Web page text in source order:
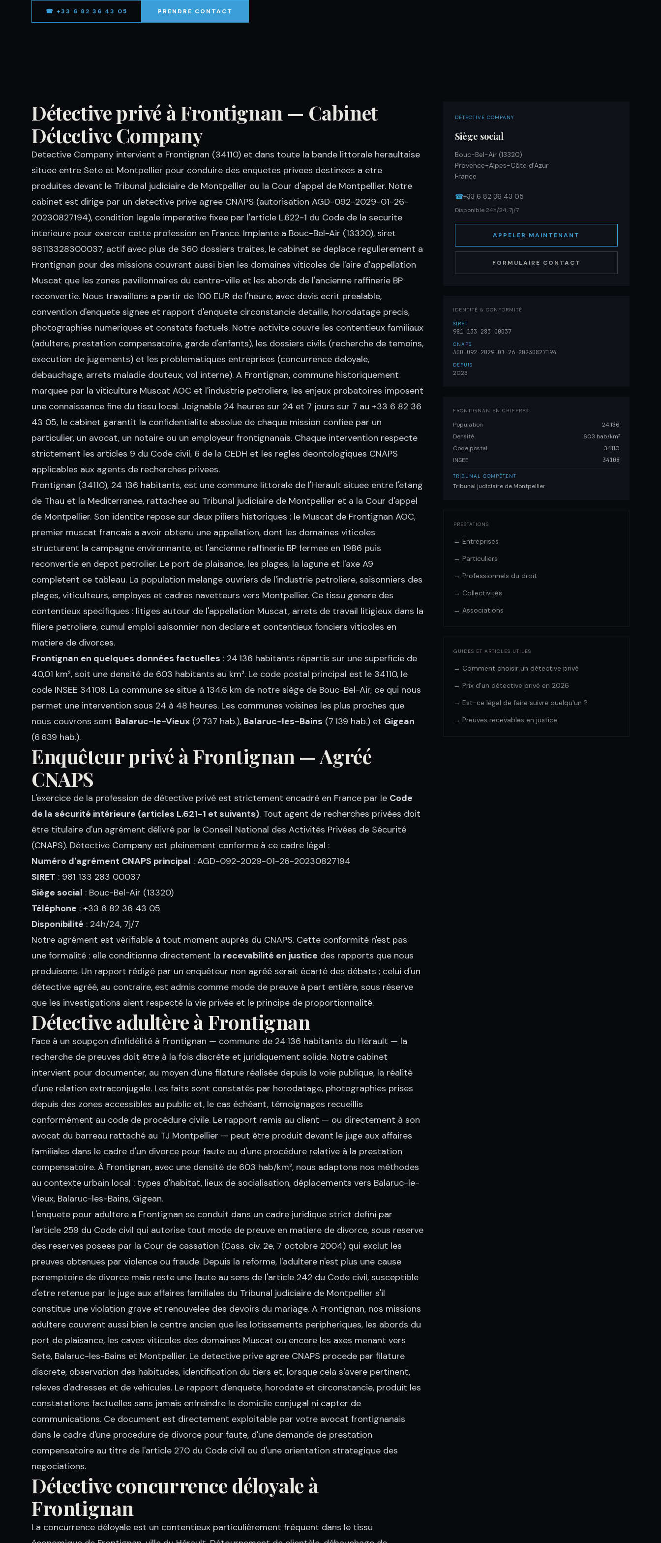
☎ +33 6 82 36 43 05 PRENDRE CONTACT
Détective privé à Frontignan — Cabinet
Détective Company
Detective Company intervient a Frontignan (34110) et dans toute la bande littorale heraultaise
situee entre Sete et Montpellier pour conduire des enquetes privees destinees a etre
produites devant le Tribunal judiciaire de Montpellier ou la Cour d'appel de Montpellier. Notre
cabinet est dirige par un detective prive agree CNAPS (autorisation AGD-092-2029-01-26-
20230827194), condition legale imperative fixee par l'article L.622-1 du Code de la securite
interieure pour exercer cette profession en France. Implante a Bouc-Bel-Air (13320), siret
98113328300037, actif avec plus de 360 dossiers traites, le cabinet se deplace regulierement a
Frontignan pour des missions couvrant aussi bien les domaines viticoles de l'aire d'appellation
Muscat que les zones pavillonnaires du centre-ville et les abords de l'ancienne raffinerie BP
reconvertie. Nous travaillons a partir de 100 EUR de l'heure, avec devis ecrit prealable,
convention d'enquete signee et rapport d'enquete circonstancie detaille, horodatage precis,
photographies numeriques et constats factuels. Notre activite couvre les contentieux familiaux
(adultere, prestation compensatoire, garde d'enfants), les dossiers civils (recherche de temoins,
execution de jugements) et les problematiques entreprises (concurrence deloyale,
debauchage, arrets maladie douteux, vol interne). A Frontignan, commune historiquement
marquee par la viticulture Muscat AOC et l'industrie petroliere, les enjeux probatoires imposent
une connaissance fine du tissu local. Joignable 24 heures sur 24 et 7 jours sur 7 au +33 6 82 36
43 05, le cabinet garantit la confidentialite absolue de chaque mission confiee par un
particulier, un avocat, un notaire ou un employeur frontignanais. Chaque intervention respecte
strictement les articles 9 du Code civil, 6 de la CEDH et les regles deontologiques CNAPS
applicables aux agents de recherches privees.
Frontignan (34110), 24 136 habitants, est une commune littorale de l'Herault situee entre l'etang
de Thau et la Mediterranee, rattachee au Tribunal judiciaire de Montpellier et a la Cour d'appel
de Montpellier. Son identite repose sur deux piliers historiques : le Muscat de Frontignan AOC,
premier muscat francais a avoir obtenu une appellation, dont les domaines viticoles
structurent la campagne environnante, et l'ancienne raffinerie BP fermee en 1986 puis
reconvertie en depot petrolier. Le port de plaisance, les plages, la lagune et l'axe A9
completent ce tableau. La population melange ouvriers de l'industrie petroliere, saisonniers des
plages, viticulteurs, employes et cadres navetteurs vers Montpellier. Ce tissu genere des
contentieux specifiques : litiges autour de l'appellation Muscat, arrets de travail litigieux dans la
filiere petroliere, cumul emploi saisonnier non declare et contentieux fonciers viticoles en
matiere de divorces.
Frontignan en quelques données factuelles : 24 136 habitants répartis sur une superficie de
40,01 km², soit une densité de 603 habitants au km². Le code postal principal est le 34110, le
code INSEE 34108. La commune se situe à 134.6 km de notre siège de Bouc-Bel-Air, ce qui nous
permet une intervention sous 24 à 48 heures. Les communes voisines les plus proches que
nous couvrons sont Balaruc-le-Vieux (2 737 hab.), Balaruc-les-Bains (7 139 hab.) et Gigean
(6 639 hab.).
Enquêteur privé à Frontignan — Agréé
CNAPS
L'exercice de la profession de détective privé est strictement encadré en France par le Code
de la sécurité intérieure (articles L.621-1 et suivants). Tout agent de recherches privées doit
être titulaire d'un agrément délivré par le Conseil National des Activités Privées de Sécurité
(CNAPS). Détective Company est pleinement conforme à ce cadre légal :
Numéro d'agrément CNAPS principal : AGD-092-2029-01-26-20230827194
SIRET : 981 133 283 00037
Siège social : Bouc-Bel-Air (13320)
Téléphone : +33 6 82 36 43 05
Disponibilité : 24h/24, 7j/7
Notre agrément est vérifiable à tout moment auprès du CNAPS. Cette conformité n'est pas
une formalité : elle conditionne directement la recevabilité en justice des rapports que nous
produisons. Un rapport rédigé par un enquêteur non agréé serait écarté des débats ; celui d'un
détective agréé, au contraire, est admis comme mode de preuve à part entière, sous réserve
que les investigations aient respecté la vie privée et le principe de proportionnalité.
Détective adultère à Frontignan
Face à un soupçon d'infidélité à Frontignan — commune de 24 136 habitants du Hérault — la
recherche de preuves doit être à la fois discrète et juridiquement solide. Notre cabinet
intervient pour documenter, au moyen d'une filature réalisée depuis la voie publique, la réalité
d'une relation extraconjugale. Les faits sont constatés par horodatage, photographies prises
depuis des zones accessibles au public et, le cas échéant, témoignages recueillis
conformément au code de procédure civile. Le rapport remis au client — ou directement à son
avocat du barreau rattaché au TJ Montpellier — peut être produit devant le juge aux affaires
familiales dans le cadre d'un divorce pour faute ou d'une procédure relative à la prestation
compensatoire. À Frontignan, avec une densité de 603 hab/km², nous adaptons nos méthodes
au contexte urbain local : types d'habitat, lieux de socialisation, déplacements vers Balaruc-le-
Vieux, Balaruc-les-Bains, Gigean.
L'enquete pour adultere a Frontignan se conduit dans un cadre juridique strict defini par
l'article 259 du Code civil qui autorise tout mode de preuve en matiere de divorce, sous reserve
des reserves posees par la Cour de cassation (Cass. civ. 2e, 7 octobre 2004) qui exclut les
preuves obtenues par violence ou fraude. Depuis la reforme, l'adultere n'est plus une cause
peremptoire de divorce mais reste une faute au sens de l'article 242 du Code civil, susceptible
d'etre retenue par le juge aux affaires familiales du Tribunal judiciaire de Montpellier s'il
constitue une violation grave et renouvelee des devoirs du mariage. A Frontignan, nos missions
adultere couvrent aussi bien le centre ancien que les lotissements peripheriques, les abords du
port de plaisance, les caves viticoles des domaines Muscat ou encore les axes menant vers
Sete, Balaruc-les-Bains et Montpellier. Le detective prive agree CNAPS procede par filature
discrete, observation des habitudes, identification du tiers et, lorsque cela s'avere pertinent,
releves d'adresses et de vehicules. Le rapport d'enquete, horodate et circonstancie, produit les
constatations factuelles sans jamais enfreindre le domicile conjugal ni capter de
communications. Ce document est directement exploitable par votre avocat frontignanais
dans le cadre d'une procedure de divorce pour faute, d'une demande de prestation
compensatoire au titre de l'article 270 du Code civil ou d'une orientation strategique des
negociations.
Détective concurrence déloyale à
Frontignan
La concurrence déloyale est un contentieux particulièrement fréquent dans le tissu
DÉTECTIVE COMPANY
Siège social
Bouc-Bel-Air (13320)
Provence-Alpes-Côte d'Azur
France
☎+33 6 82 36 43 05
Disponible 24h/24, 7j/7
APPELER MAINTENANT
FORMULAIRE CONTACT
IDENTITÉ & CONFORMITÉ
SIRET
981 133 283 00037
CNAPS
AGD-092-2029-01-26-20230827194
DEPUIS
2023
FRONTIGNAN EN CHIFFRES
Population
24 136
Densité
603 hab/km²
Code postal
34110
INSEE
34108
TRIBUNAL COMPÉTENT
Tribunal judiciaire de Montpellier
PRESTATIONS
→ Entreprises
→ Particuliers
→ Professionnels du droit
→ Collectivités
→ Associations
GUIDES ET ARTICLES UTILES
→ Comment choisir un détective privé
→ Prix d'un détective privé en 2026
→ Est-ce légal de faire suivre quelqu'un ?
→ Preuves recevables en justice